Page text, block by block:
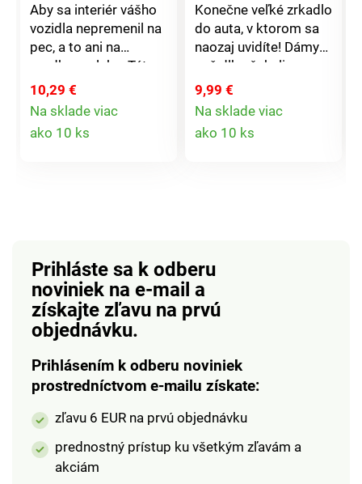
Aby sa interiér vášho
vozidla nepremenil na
pec, a to ani na
prudkom slnku: Táto
kompaktná skladacia
slnečná clona na čelné
sklo má reflexný
titánovo-strieborný
chladnejší interiér
vozidla aj za jasného
slnečného svitu.
Nepriehľadné as
reflexným titánovo
strieborným
povlakom. Účinne
cez čelné sklo.
Pomáha predchádzať
poškodeniu materiálu
spôsobenému UV
10,29 €
Na sklade viac
ako 10 ks
Konečne veľké zrkadlo
do auta, v ktorom sa
naozaj uvidíte! Dámy
naň dlho čakali.
Jednoducho
pripevnite na slnečnú
clonu pomocou
klipsov - hotovo! Ženy
9,99 €
Na sklade viac
ako 10 ks
Prihláste sa k odberu
noviniek na e-mail a
získajte zľavu na prvú
objednávku.
Prihlásením k odberu noviniek
prostredníctvom e-mailu získate:
zľavu 6 EUR na prvú objednávku
prednostný prístup ku všetkým zľavám a
akciám